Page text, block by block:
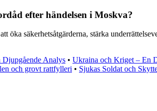
efter händelsen i Moskva?
säkerhetsåtgärderna, stärka
Analys • Ukraina och Kriget – En
och grovt rattfylleri • Sjukas Soldat och